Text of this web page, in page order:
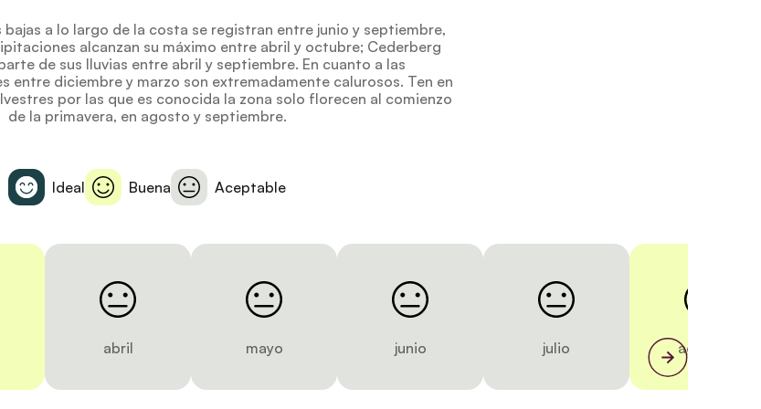
bajas a lo largo de la costa se registran entre junio y septiembre,
alcanzan su máximo entre abril y octubre; Cederberg
de sus lluvias entre abril y septiembre. En cuanto a las
entre diciembre y marzo son extremadamente calurosos. Ten en
por las que es conocida la zona solo florecen al comienzo
de la primavera, en agosto y septiembre.
Ideal Buena Aceptable
abril mayo junio julio agosto